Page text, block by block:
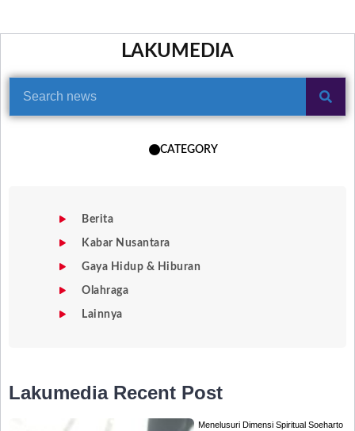
LAKUMEDIA
CATEGORY
Berita
Kabar Nusantara
Gaya Hidup & Hiburan
Olahraga
Lainnya
Lakumedia Recent Post
Menelusuri Dimensi Spiritual Soeharto